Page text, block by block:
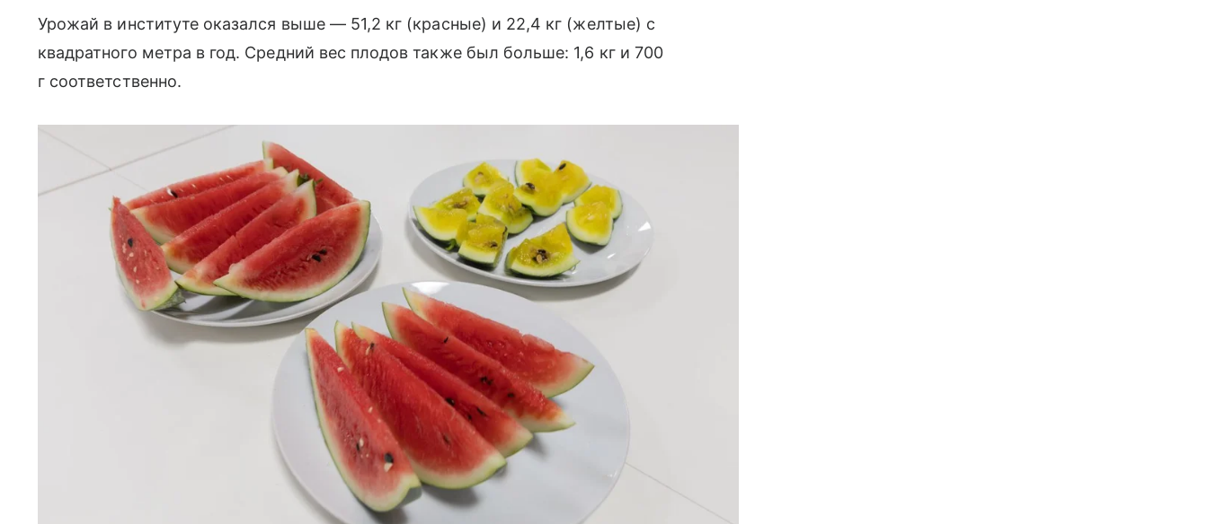
Урожай в институте оказался выше — 51,2 кг (красные) и 22,4 кг (желтые) с
квадратного метра в год. Средний вес плодов также был больше: 1,6 кг и 700
г соответственно.